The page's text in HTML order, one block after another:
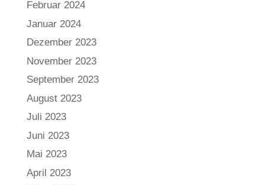
Februar 2024
Januar 2024
Dezember 2023
November 2023
September 2023
August 2023
Juli 2023
Juni 2023
Mai 2023
April 2023